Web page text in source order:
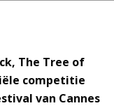
The Tree of
competitie
van Cannes